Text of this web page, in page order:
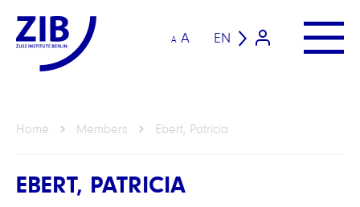
A A EN
Home Members Ebert, Patricia
EBERT, PATRICIA